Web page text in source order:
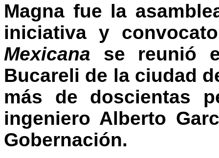
Magna fue la
iniciativa y
Mexicana se reunió
Bucareli de la ciudad
más de doscientas
ingeniero Alberto
Gobernación.